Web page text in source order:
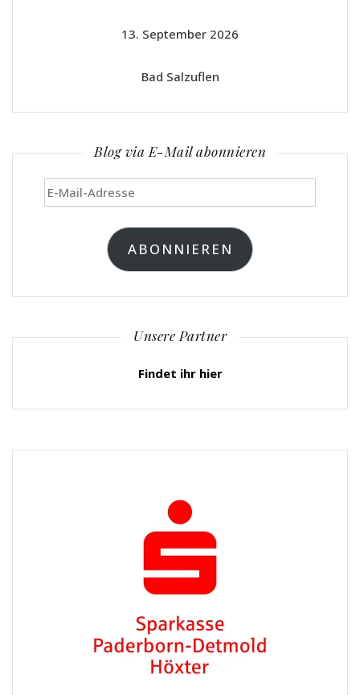
13. September 2026
Bad Salzuflen
Blog via E-Mail abonnieren
E-
Mail-
ABONNIEREN
Unsere Partner
Findet ihr hier